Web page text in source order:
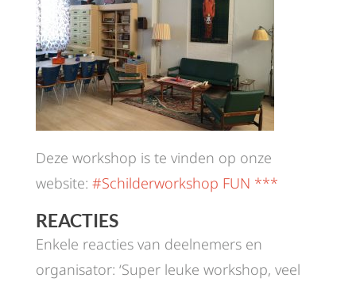
Deze workshop is te vinden op onze
website: #Schilderworkshop FUN ***
REACTIES
Enkele reacties van deelnemers en
organisator: ‘Super leuke workshop, veel